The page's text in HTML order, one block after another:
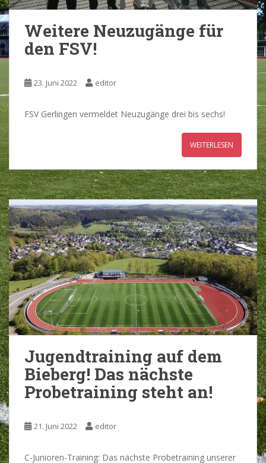
Weitere Neuzugänge für
den FSV!
23. Juni 2022 editor
FSV Gerlingen vermeldet Neuzugänge drei bis sechs!
WEITERLESEN
Jugendtraining auf dem
Bieberg! Das nächste
Probetraining steht an!
21. Juni 2022 editor
C-Junioren-Training: Das nächste Probetraining unserer